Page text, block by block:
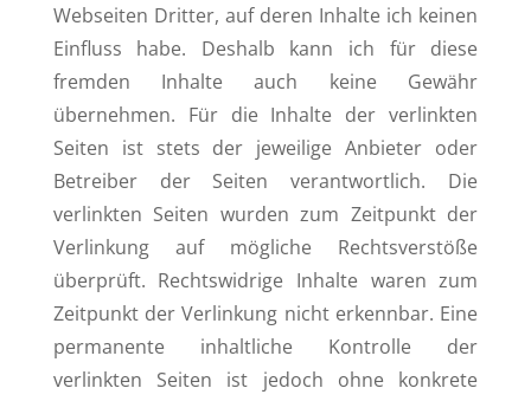
Webseiten Dritter, auf deren Inhalte ich keinen
Einfluss habe. Deshalb kann ich für diese
fremden Inhalte auch keine Gewähr
übernehmen. Für die Inhalte der verlinkten
Seiten ist stets der jeweilige Anbieter oder
Betreiber der Seiten verantwortlich. Die
verlinkten Seiten wurden zum Zeitpunkt der
Verlinkung auf mögliche Rechtsverstöße
überprüft. Rechtswidrige Inhalte waren zum
Zeitpunkt der Verlinkung nicht erkennbar. Eine
permanente inhaltliche Kontrolle der
verlinkten Seiten ist jedoch ohne konkrete